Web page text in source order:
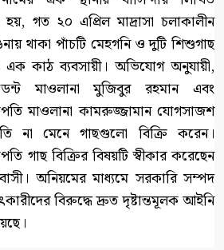
গত ২০ এপ্রিল মাদ্রাসা চলাকালীন
থাকা পাঁচটি মেহগনি ও দুটি শিশুগাছ
এক কাঠ ব্যবসায়ী। অভিযোগ অনুযায়ী,
মাওলানা মুজিবুর রহমান এবং
মাওলানা কামরুজ্জামান যোগসাজশ
না মেনে গাছগুলো বিক্রি করেন।
গাছ বিক্রির বিষয়টি স্বীকার করেছেন
অনিয়মের মাধ্যমে সরকারি সম্পদ
বিরুদ্ধে দ্রুত দৃষ্টান্তমূলক আইনি